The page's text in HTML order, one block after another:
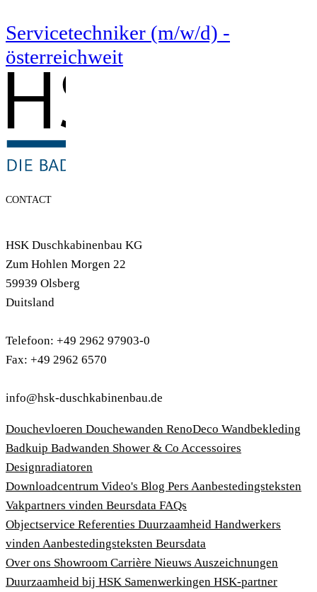
Servicetechniker (m/w/d) -
österreichweit
CONTACT
HSK Duschkabinenbau KG
Zum Hohlen Morgen 22
59939 Olsberg
Duitsland
Telefoon: +49 2962 97903-0
Fax: +49 2962 6570
info@hsk-duschkabinenbau.de
Douchevloeren Douchewanden RenoDeco Wandbekleding
Badkuip Badwanden Shower & Co Accessoires
Designradiatoren
Downloadcentrum Video's Blog Pers Aanbestedingsteksten
Vakpartners vinden Beursdata FAQs
Objectservice Referenties Duurzaamheid Handwerkers
vindenAanbestedingsteksten Beursdata
Over ons Showroom Carrière Nieuws Auszeichnungen
Duurzaamheid bij HSK Samenwerkingen HSK-partner